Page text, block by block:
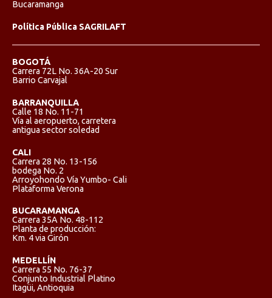
Bucaramanga
Política Pública SAGRILAFT
BOGOTÁ
Carrera 72L No. 36A-20 Sur
Barrio Carvajal
BARRANQUILLA
Calle 18 No. 11-71
Vía al aeropuerto, carretera
antigua sector soledad
CALI
Carrera 28 No. 13-156
bodega No. 2
Arroyohondo Vía Yumbo- Cali
Plataforma Verona
BUCARAMANGA
Carrera 35A No. 48-112
Planta de producción:
Km. 4 via Girón
MEDELLÍN
Carrera 55 No. 76-37
Conjunto Industrial Platino
Itagüi, Antioquia